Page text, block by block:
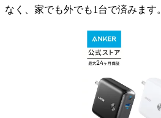
なく、家でも外でも1台で済みます。